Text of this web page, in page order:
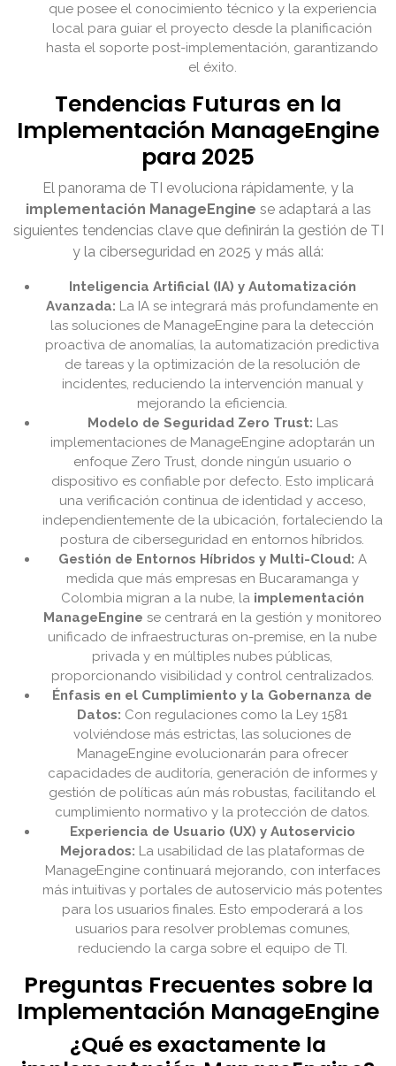
que posee el conocimiento técnico y la experiencia
local para guiar el proyecto desde la planificación
hasta el soporte post-implementación, garantizando
el éxito.
Tendencias Futuras en la
Implementación ManageEngine
para 2025
El panorama de TI evoluciona rápidamente, y la
implementación ManageEngine se adaptará a las
siguientes tendencias clave que definirán la gestión de TI
y la ciberseguridad en 2025 y más allá:
Inteligencia Artificial (IA) y Automatización
Avanzada: La IA se integrará más profundamente en
las soluciones de ManageEngine para la detección
proactiva de anomalías, la automatización predictiva
de tareas y la optimización de la resolución de
incidentes, reduciendo la intervención manual y
mejorando la eficiencia.
Modelo de Seguridad Zero Trust: Las
implementaciones de ManageEngine adoptarán un
enfoque Zero Trust, donde ningún usuario o
dispositivo es confiable por defecto. Esto implicará
una verificación continua de identidad y acceso,
independientemente de la ubicación, fortaleciendo la
postura de ciberseguridad en entornos híbridos.
Gestión de Entornos Híbridos y Multi-Cloud: A
medida que más empresas en Bucaramanga y
Colombia migran a la nube, la implementación
ManageEngine se centrará en la gestión y monitoreo
unificado de infraestructuras on-premise, en la nube
privada y en múltiples nubes públicas,
proporcionando visibilidad y control centralizados.
Énfasis en el Cumplimiento y la Gobernanza de
Datos: Con regulaciones como la Ley 1581
volviéndose más estrictas, las soluciones de
ManageEngine evolucionarán para ofrecer
capacidades de auditoría, generación de informes y
gestión de políticas aún más robustas, facilitando el
cumplimiento normativo y la protección de datos.
Experiencia de Usuario (UX) y Autoservicio
Mejorados: La usabilidad de las plataformas de
ManageEngine continuará mejorando, con interfaces
más intuitivas y portales de autoservicio más potentes
para los usuarios finales. Esto empoderará a los
usuarios para resolver problemas comunes,
reduciendo la carga sobre el equipo de TI.
Preguntas Frecuentes sobre la
Implementación ManageEngine
¿Qué es exactamente la